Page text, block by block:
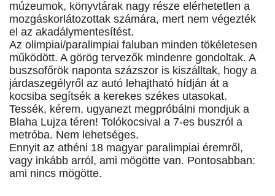
múzeumok, könyvtárak nagy része elérhetetlen a
mozgáskorlátozottak számára, mert nem végezték
el az akadálymentesítést.
Az olimpiai/paralimpiai faluban minden tökéletesen
működött. A görög tervezők mindenre gondoltak. A
buszsofőrök naponta százszor is kiszálltak, hogy a
járdaszegélyről az autó lehajtható hídján át a
kocsiba segítsék a kerekes székes utasokat.
Tessék, kérem, ugyanezt megpróbálni mondjuk a
Blaha Lujza téren! Tolókocsival a 7-es buszról a
metróba. Nem lehetséges.
Ennyit az athéni 18 magyar paralimpiai éremről,
vagy inkább arról, ami mögötte van. Pontosabban:
ami nincs mögötte.